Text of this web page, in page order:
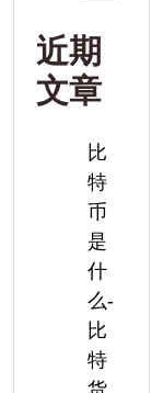
近期
文章
比
特
币
是
什
么-
比
特